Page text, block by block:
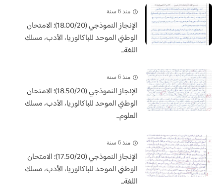
منذ 6 سنة
الإنجاز النموذجي (18.00/20)؛ الامتحان
الوطني الموحد للباكالوريا، الأدب، مسلك
اللغة...
منذ 6 سنة
الإنجاز النموذجي (18.50/20)؛ الامتحان
الوطني الموحد للباكالوريا، الأدب، مسلك
العلوم...
منذ 6 سنة
الإنجاز النموذجي (17.50/20)؛ الامتحان
الوطني الموحد للباكالوريا، الأدب، مسلك
اللغة...